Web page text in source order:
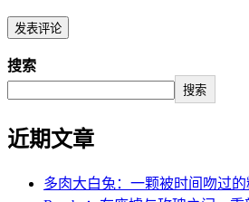
搜索
搜索
近期文章
多肉大白兔：一颗被时间吻过的